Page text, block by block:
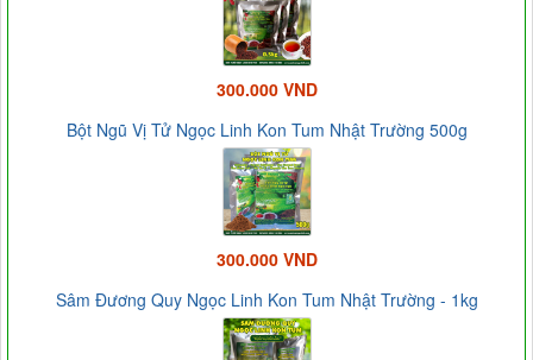
300.000 VND
Bột Ngũ Vị Tử Ngọc Linh Kon Tum Nhật Trường 500g
300.000 VND
Sâm Đương Quy Ngọc Linh Kon Tum Nhật Trường - 1kg